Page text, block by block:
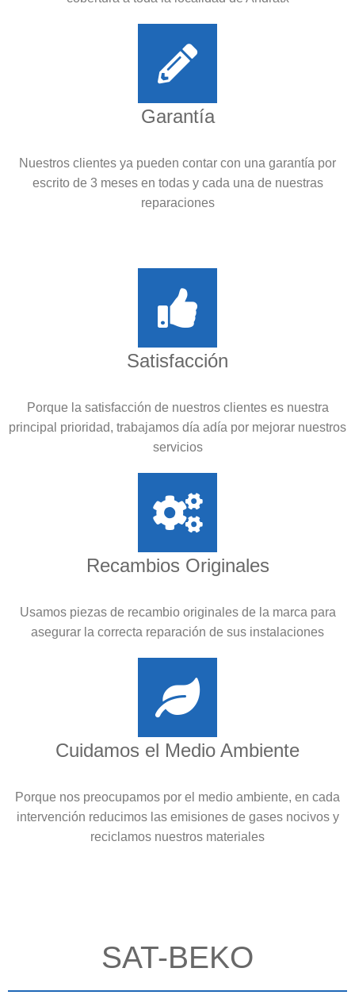
Garantía
Nuestros clientes ya pueden contar con una garantía por
escrito de 3 meses en todas y cada una de nuestras
reparaciones
Satisfacción
Porque la satisfacción de nuestros clientes es nuestra
principal prioridad, trabajamos día adía por mejorar nuestros
servicios
Recambios Originales
Usamos piezas de recambio originales de la marca para
asegurar la correcta reparación de sus instalaciones
Cuidamos el Medio Ambiente
Porque nos preocupamos por el medio ambiente, en cada
intervención reducimos las emisiones de gases nocivos y
reciclamos nuestros materiales
SAT-BEKO